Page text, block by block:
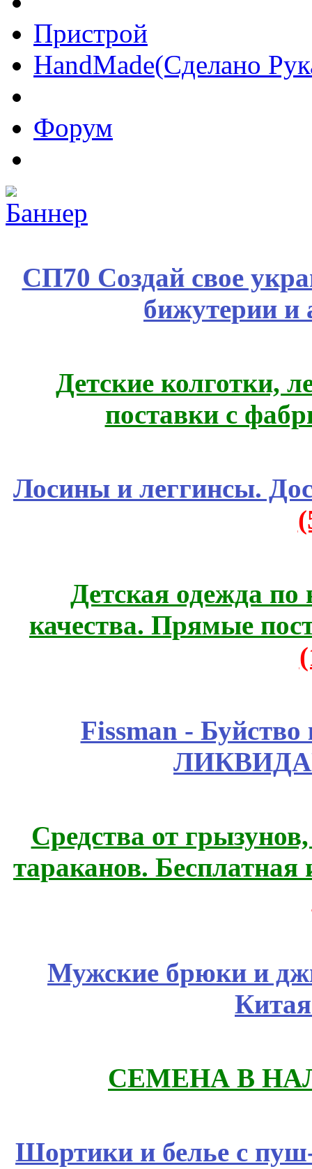
Пристрой
HandMade(Сделано
Форум
СП70 Создай свое
бижутерии и
Детские колготки,
поставки с
Лосины и леггинсы.
Детская одежда
качества. Прямые
Fissmаn -
Средства от
тараканов.
Мужские брюки и
СЕМЕНА В
Шортики и белье с